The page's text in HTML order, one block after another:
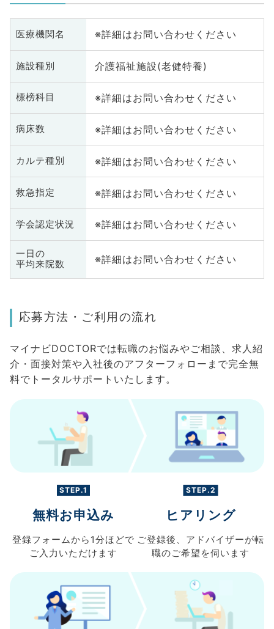
医療機関名 ※詳細はお問い合わせください
施設種別 介護福祉施設(老健特養)
標榜科目 ※詳細はお問い合わせください
病床数 ※詳細はお問い合わせください
カルテ種別 ※詳細はお問い合わせください
救急指定 ※詳細はお問い合わせください
学会認定状況 ※詳細はお問い合わせください
一日の
平均来院数
※詳細はお問い合わせください
応募方法・ご利用の流れ
マイナビDOCTORでは転職のお悩みやご相談、求人紹
介・面接対策や入社後のアフターフォローまで完全無
料でトータルサポートいたします。
STEP.1
無料お申込み
登録フォームから 1分ほどで
ご入力 いただけます
STEP.2
ヒアリング
ご登録後、 アドバイザーが転
職のご希望を伺います